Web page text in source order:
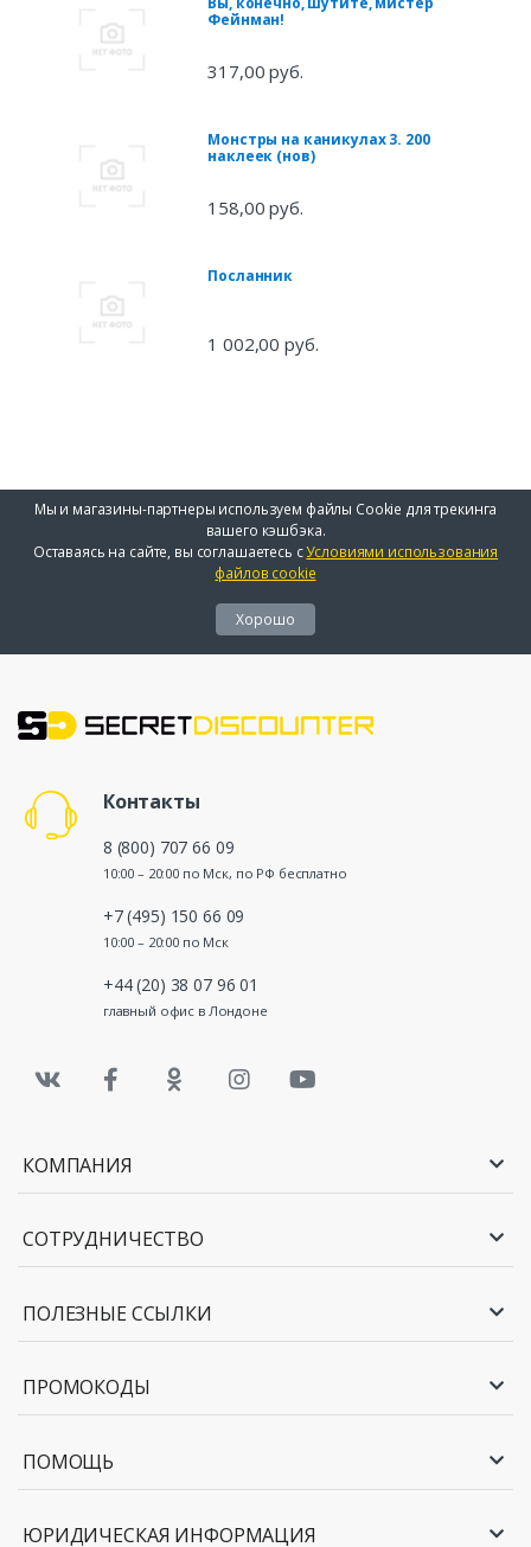
Фейнман!
317,00 руб.
Монстры на каникулах 3. 200
наклеек (нов)
158,00 руб.
Посланник
1 002,00 руб.
Мы и магазины-партнеры используем файлы Cookie для трекинга
вашего кэшбэка.
Оставаясь на сайте, вы соглашаетесь сУсловиями использования
файлов cookie
Хорошо
Контакты
8 (800) 707 66 09
10:00 – 20:00 по Мск, по РФ бесплатно
+7 (495) 150 66 09
10:00 – 20:00 по Мск
+44 (20) 38 07 96 01
главный офис в Лондоне
КОМПАНИЯ
СОТРУДНИЧЕСТВО
ПОЛЕЗНЫЕ ССЫЛКИ
ПРОМОКОДЫ
ПОМОЩЬ
ЮРИДИЧЕСКАЯ ИНФОРМАЦИЯ